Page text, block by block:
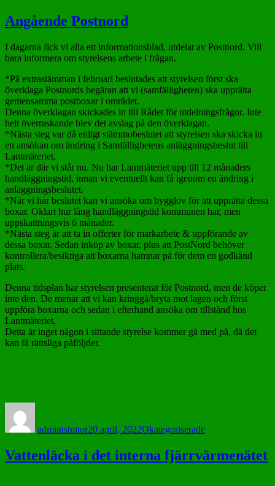
Angående Postnord
I dagarna fick vi alla ett informationsblad, utdelat av Postnord. Vill
bara informera om styrelsens arbete i frågan.
*På extrastämman i februari beslutades att styrelsen först ska
överklaga Postnords begäran att vi (samfälligheten) ska upprätta
gemensamma postboxar i området.
Denna överklagan skickades in till Rådet för utdelningsfrågor. Inte
helt överraskande blev det avslag på den överklagan.
*Nästa steg var då enligt stämmobeslutet att styrelsen ska skicka in
en ansökan om ändring i Samfällighetens anläggningsbeslut till
Lantmäteriet.
*Det är där vi står nu. Nu har Lantmäteriet upp till 12 månaders
handläggningstid, innan vi eventuellt kan få igenom en ändring i
anläggningsbeslutet.
*När vi har beslutet kan vi ansöka om bygglov för att upprätta dessa
boxar. Oklart hur lång handläggningstid kommunen har, men
uppskattningsvis 6 månader.
*Nästa steg är att ta in offerter för markarbete & uppförande av
dessa boxar. Sedan inköp av boxar, plus att PostNord behöver
kontrollera/besiktiga att boxarna hamnar på för dem en godkänd
plats.
Denna tidsplan har styrelsen presenterat för Postnord, men de köper
inte den. De menar att vi kan kringgå/bryta mot lagen och först
uppföra boxarna och sedan i efterhand ansöka om tillstånd hos
Lantmäteriet,
Detta är inget någon i sittande styrelse kommer gå med på, då det
kan få rättsliga påföljder.
administrator20 april, 2022Okategoriserade
Vattenläcka i det interna fjärrvärmenätet